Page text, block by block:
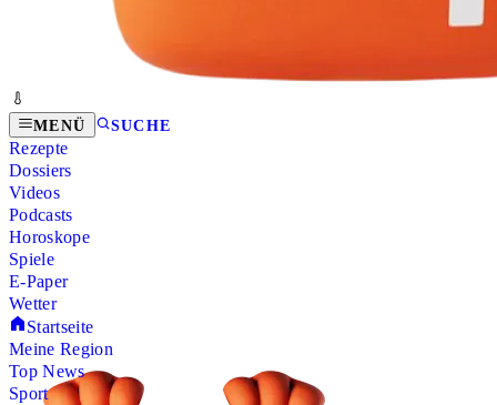
MENÜ SUCHE
Rezepte
Dossiers
Videos
Podcasts
Horoskope
Spiele
E-Paper
Wetter
Startseite
Meine Region
Top News
Sport